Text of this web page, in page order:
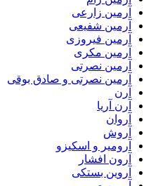
آرمین زارعی
آرمین شفیعی
آرمین فیروزی
آرمین مکری
آرمین نصرتی
آرمین نصرتی و صادق بوقی
آرن
آرن آریا
آروان
آروش
آرومیر و اسکیزو
آرون افشار
آروین بستکی